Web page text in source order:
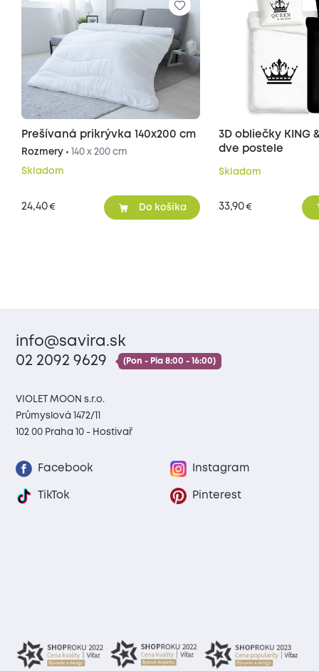
Prešívaná prikrývka 140x200 cm
Rozmery • 140 x 200 cm
Skladom
24,40€ Do košíka
3D obliečky KING
dve postele
Skladom
33,90€
info@savira.sk
02 2092 9629
(Pon - Pia 8:00 - 16:00)
VIOLET MOON s.r.o.
Průmyslová 1472/11
102 00 Praha 10 - Hostivař
Facebook Instagram
TikTok Pinterest